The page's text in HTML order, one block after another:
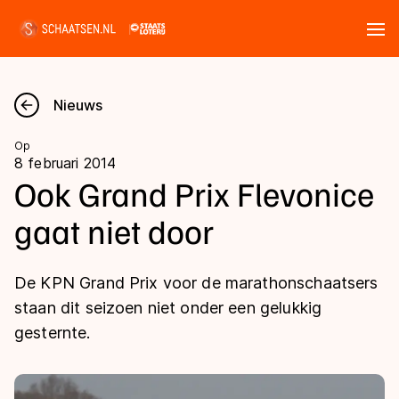
Nieuws
Kalender
Disciplines
Langebaan
Shorttrack
Uitslagen
Langebaan
Marathon
Tijden & historie
Ranglijsten Langebaan
Nieuws
Op
8 februari 2014
Ook Grand Prix Flevonice
gaat niet door
De KPN Grand Prix voor de marathonschaatsers
staan dit seizoen niet onder een gelukkig
gesternte.